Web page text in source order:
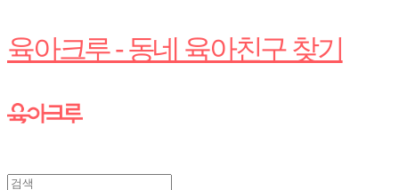
육아크루 - 동네 육아친구 찾기